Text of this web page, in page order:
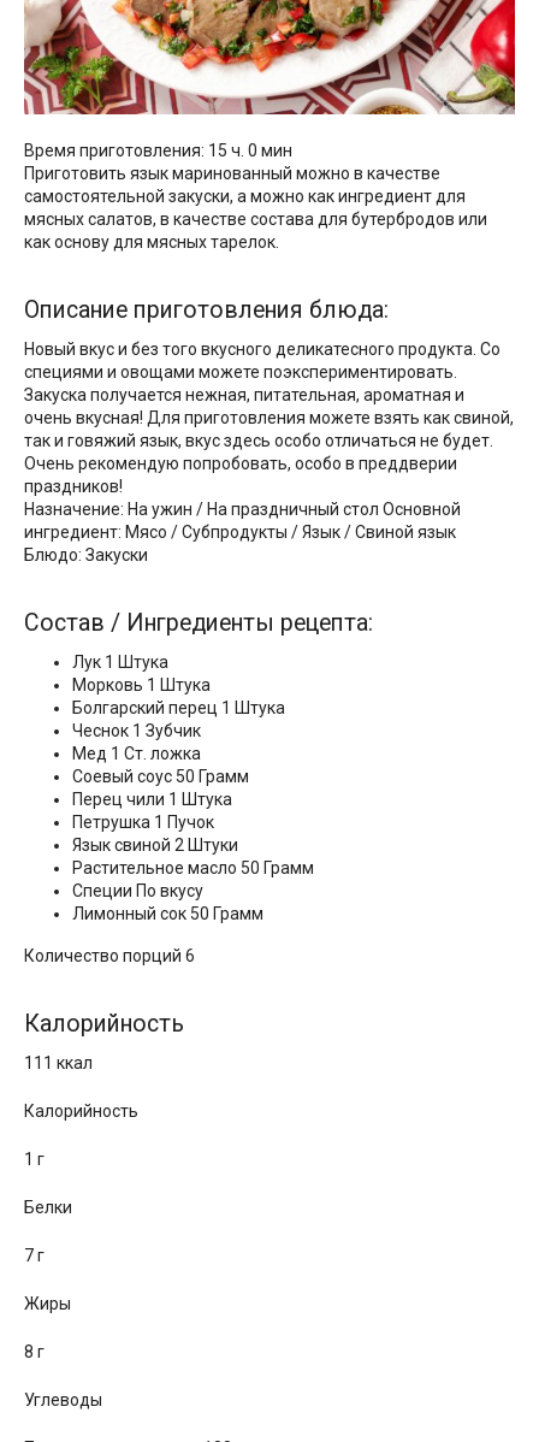
Время приготовления: 15 ч. 0 мин
Приготовить язык маринованный можно в качестве
самостоятельной закуски, а можно как ингредиент для
мясных салатов, в качестве состава для бутербродов или
как основу для мясных тарелок.
Описание приготовления блюда:
Новый вкус и без того вкусного деликатесного продукта. Со
специями и овощами можете поэкспериментировать.
Закуска получается нежная, питательная, ароматная и
очень вкусная! Для приготовления можете взять как свиной,
так и говяжий язык, вкус здесь особо отличаться не будет.
Очень рекомендую попробовать, особо в преддверии
праздников!
Назначение: На ужин / На праздничный стол Основной
ингредиент: Мясо / Субпродукты / Язык / Свиной язык
Блюдо: Закуски
Состав / Ингредиенты рецепта:
Лук 1 Штука
Морковь 1 Штука
Болгарский перец 1 Штука
Чеснок 1 Зубчик
Мед 1 Ст. ложка
Соевый соус 50 Грамм
Перец чили 1 Штука
Петрушка 1 Пучок
Язык свиной 2 Штуки
Растительное масло 50 Грамм
Специи По вкусу
Лимонный сок 50 Грамм
Количество порций 6
Калорийность
111 ккал
Калорийность
1 г
Белки
7 г
Жиры
8 г
Углеводы